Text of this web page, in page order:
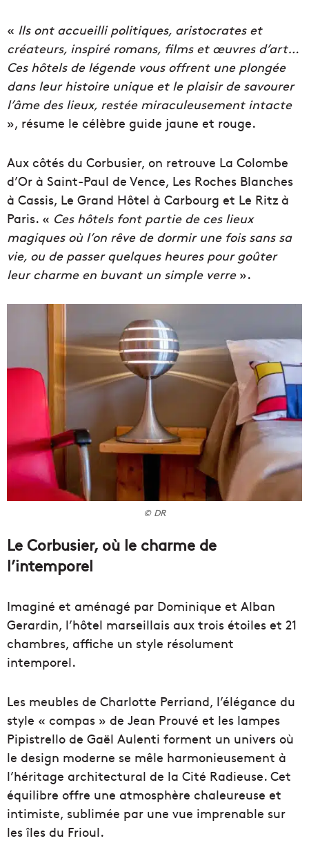
« Ils ont accueilli politiques, aristocrates et
créateurs, inspiré romans, films et œuvres d’art…
Ces hôtels de légende vous offrent une plongée
dans leur histoire unique et le plaisir de savourer
l’âme des lieux, restée miraculeusement intacte
», résume le célèbre guide jaune et rouge.
Aux côtés du Corbusier, on retrouve La Colombe
d’Or à Saint-Paul de Vence, Les Roches Blanches
à Cassis, Le Grand Hôtel à Carbourg et Le Ritz à
Paris. « Ces hôtels font partie de ces lieux
magiques où l’on rêve de dormir une fois sans sa
vie, ou de passer quelques heures pour goûter
leur charme en buvant un simple verre».
© DR
Le Corbusier, où le charme de
l’intemporel
Imaginé et aménagé par Dominique et Alban
Gerardin, l’hôtel marseillais aux trois étoiles et 21
chambres, affiche un style résolument
intemporel.
Les meubles de Charlotte Perriand, l’élégance du
style « compas » de Jean Prouvé et les lampes
Pipistrello de Gaël Aulenti forment un univers où
le design moderne se mêle harmonieusement à
l’héritage architectural de la Cité Radieuse. Cet
équilibre offre une atmosphère chaleureuse et
intimiste, sublimée par une vue imprenable sur
les îles du Frioul.